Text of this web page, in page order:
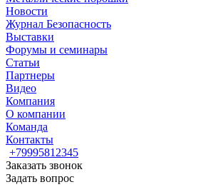
Новости
Журнал Безопасность
Выставки
Форумы и семинары
Статьи
Партнеры
Видео
Компания
О компании
Команда
Контакты
+79995812345
Заказать звонок
Задать вопрос